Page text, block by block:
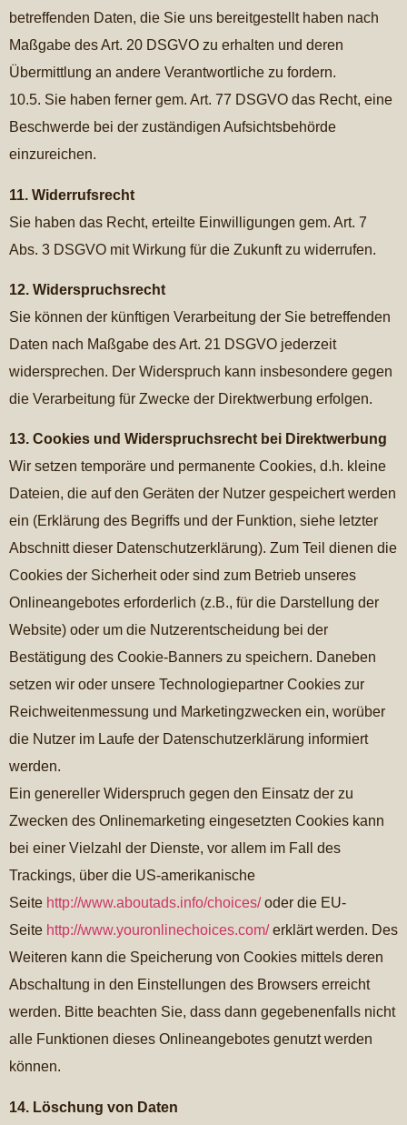
betreffenden Daten, die Sie uns bereitgestellt haben nach
Maßgabe des Art. 20 DSGVO zu erhalten und deren
Übermittlung an andere Verantwortliche zu fordern.
10.5. Sie haben ferner gem. Art. 77 DSGVO das Recht, eine
Beschwerde bei der zuständigen Aufsichtsbehörde
einzureichen.
11. Widerrufsrecht
Sie haben das Recht, erteilte Einwilligungen gem. Art. 7
Abs. 3 DSGVO mit Wirkung für die Zukunft zu widerrufen.
12. Widerspruchsrecht
Sie können der künftigen Verarbeitung der Sie betreffenden
Daten nach Maßgabe des Art. 21 DSGVO jederzeit
widersprechen. Der Widerspruch kann insbesondere gegen
die Verarbeitung für Zwecke der Direktwerbung erfolgen.
13. Cookies und Widerspruchsrecht bei Direktwerbung
Wir setzen temporäre und permanente Cookies, d.h. kleine
Dateien, die auf den Geräten der Nutzer gespeichert werden
ein (Erklärung des Begriffs und der Funktion, siehe letzter
Abschnitt dieser Datenschutzerklärung). Zum Teil dienen die
Cookies der Sicherheit oder sind zum Betrieb unseres
Onlineangebotes erforderlich (z.B., für die Darstellung der
Website) oder um die Nutzerentscheidung bei der
Bestätigung des Cookie-Banners zu speichern. Daneben
setzen wir oder unsere Technologiepartner Cookies zur
Reichweitenmessung und Marketingzwecken ein, worüber
die Nutzer im Laufe der Datenschutzerklärung informiert
werden.
Ein genereller Widerspruch gegen den Einsatz der zu
Zwecken des Onlinemarketing eingesetzten Cookies kann
bei einer Vielzahl der Dienste, vor allem im Fall des
Trackings, über die US-amerikanische
Seite http://www.aboutads.info/choices/oder die EU-
Seite http://www.youronlinechoices.com/erklärt werden. Des
Weiteren kann die Speicherung von Cookies mittels deren
Abschaltung in den Einstellungen des Browsers erreicht
werden. Bitte beachten Sie, dass dann gegebenenfalls nicht
alle Funktionen dieses Onlineangebotes genutzt werden
können.
14. Löschung von Daten